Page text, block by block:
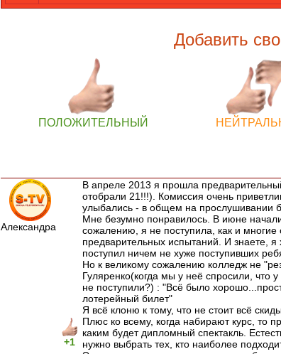
Добавить
ПОЛОЖИТЕЛЬНЫЙ
Александра
+1
В апреле 2013 я прошла
отобрали 21!!!). Комиссия очень
улыбались - в общем на прослушивании
Мне безумно понравилось. В июне
сожалению, я не поступила, как и
предварительных испытаний. И знаете, я
поступил ничем не хуже поступивших
Но к великому сожалению колледж не
Гуляренко(когда мы у неё спросили, что
не поступили?) : "Всё было
лотерейный билет"
Я всё клоню к тому, что не стоит всё
Плюс ко всему, когда набирают курс, то
каким будет дипломный спектакль.
нужно выбрать тех, кто наиболее